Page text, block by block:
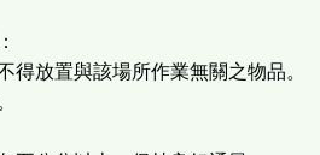
得放置與該場所作業無關之物品。